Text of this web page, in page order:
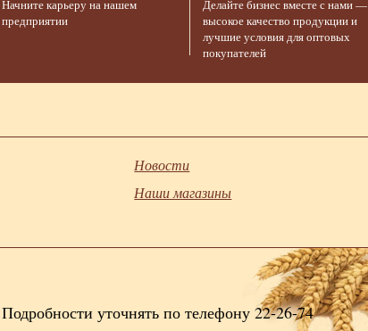
Начните карьеру на нашем
предприятии
Делайте бизнес вместе с нами —
высокое качество продукции и
лучшие условия для оптовых
покупателей
Новости
Наши магазины
уточнять по телефону 22-26-74